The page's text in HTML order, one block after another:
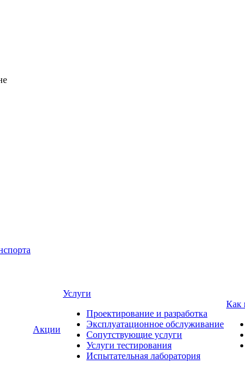
Акции
Услуги
Проектирование и разработка
Эксплуатационное обслуживание
Сопутствующие услуги
Услуги тестирования
Испытательная лаборатория
Как